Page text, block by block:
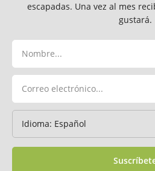
escapadas. Una vez al mes
gustará.